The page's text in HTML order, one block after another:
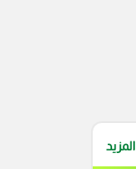
المزيد